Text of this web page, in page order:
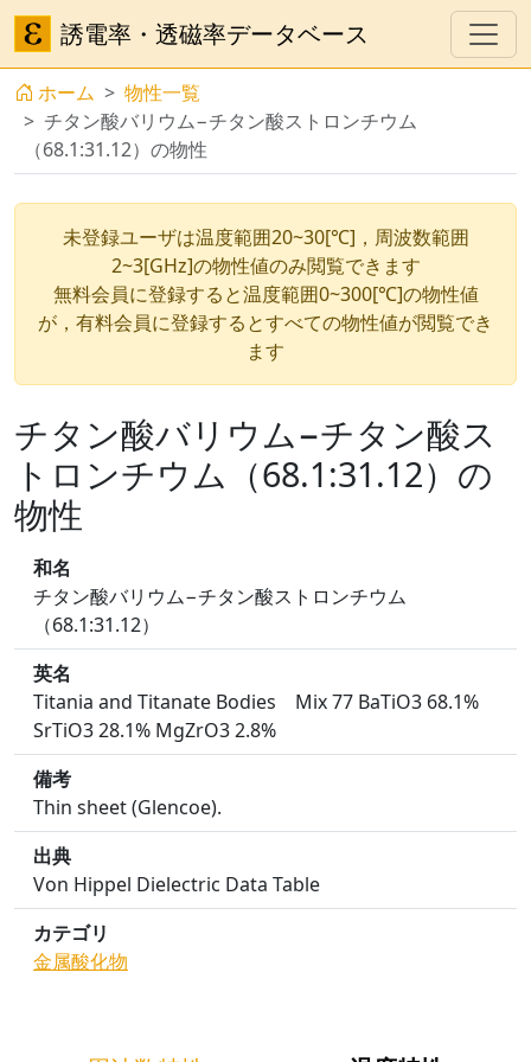
誘電率・透磁率データベース
ホーム
物性一覧
チタン酸バリウム−チタン酸ストロンチウム
（68.1:31.12）の物性
未登録ユーザは温度範囲20~30[℃]，周波数範囲
2~3[GHz]の物性値のみ閲覧できます
無料会員に登録すると温度範囲0~300[℃]の物性値
が，有料会員に登録するとすべての物性値が閲覧でき
ます
チタン酸バリウム−チタン酸ス
トロンチウム（68.1:31.12）の
物性
和名
チタン酸バリウム−チタン酸ストロンチウム
（68.1:31.12）
英名
Titania and Titanate Bodies Mix 77 BaTiO3 68.1%
SrTiO3 28.1% MgZrO3 2.8%
備考
Thin sheet (Glencoe).
出典
Von Hippel Dielectric Data Table
カテゴリ
金属酸化物